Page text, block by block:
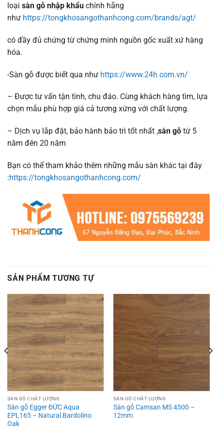
loại sàn gỗ nhập khẩu chính hãng
như https://tongkhosangothanhcong.com/brands/agt/
có đầy đủ chứng từ chứng minh nguồn gốc xuất xứ hàng
hóa.
-Sàn gỗ được biết qua như https://www.24h.com.vn/
– Được tư vấn tận tình, chu đáo. Cùng khách hàng tìm, lựa
chọn mẫu phù hợp giá cả tương xứng với chất lượng.
– Dịch vụ lắp đặt, bảo hành bảo trì tốt nhất ,sàn gỗ từ 5
năm đên 20 năm
Bạn có thể tham khảo thêm những mẫu sàn khác tại đây
:https://tongkhosangothanhcong.com/
SẢN PHẨM TƯƠNG TỰ
SÀN GỖ CHẤT LƯỢNG
Sàn gỗ Egger ĐỨC Aqua
EPL165 – Natural Bardolino
Oak
SÀN GỖ CHẤT LƯỢNG
Sàn gỗ Camsan MS 4500 –
12mm